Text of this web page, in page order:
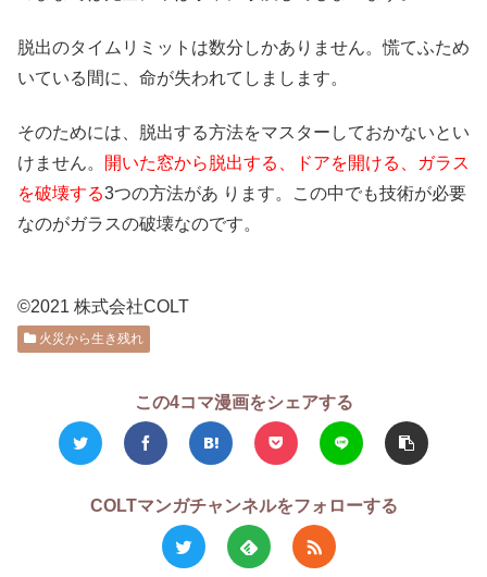
脱出のタイムリミットは数分しかありません。慌てふため
いている間に、命が失われてしまします。
そのためには、脱出する方法をマスターしておかないとい
けません。
開いた窓から脱出する、ドアを開ける、ガラス
を破壊する3つの方法があ ります。この中でも技術が必要
なのがガラスの破壊なのです。
©2021 株式会社COLT
火災から生き残れ
この4コマ漫画をシェアする
COLTマンガチャンネルをフォローする